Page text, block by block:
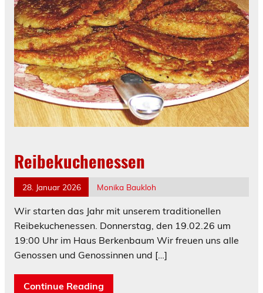
Reibekuchenessen
28. Januar 2026 Monika Baukloh
Wir starten das Jahr mit unserem traditionellen
Reibekuchenessen. Donnerstag, den 19.02.26 um
19:00 Uhr im Haus Berkenbaum Wir freuen uns alle
Genossen und Genossinnen und […]
Continue Reading